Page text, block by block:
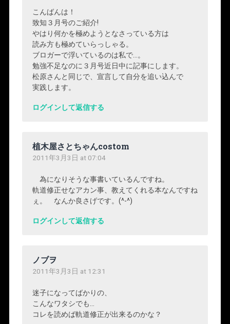
こんばんは！
致知３月号のご紹介!
やはり何かを極めようとなさっている方は
読み方も極めていらっしゃる。
ブロガーで浮いているのは私で…。
勉強不足なのに３月号近日中に記事にします。
松原さんと同じで、宣言して自分を追い込んで
実践します。
ログインして返信する
植木屋さとちゃんcostom
2011年3月3日 at 07:04
為になりそうな事書いているんですね。
軌道修正せなアカン事、教えてくれる本なんですね
ぇ。 なんか良さげです。(^-^)
ログインして返信する
ノブヲ
2011年3月3日 at 12:31
迷子になってばかりの、
こんなワタシでも…
コレを読めば軌道修正が出来るのかな？